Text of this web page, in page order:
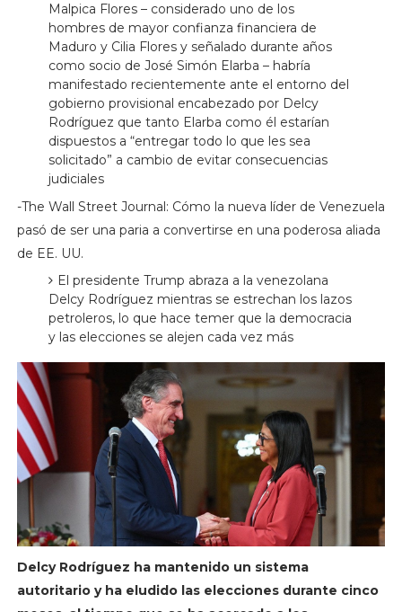
Malpica Flores – considerado uno de los
hombres de mayor confianza financiera de
Maduro y Cilia Flores y señalado durante años
como socio de José Simón Elarba – habría
manifestado recientemente ante el entorno del
gobierno provisional encabezado por Delcy
Rodríguez que tanto Elarba como él estarían
dispuestos a “entregar todo lo que les sea
solicitado” a cambio de evitar consecuencias
judiciales
-The Wall Street Journal: Cómo la nueva líder de Venezuela
pasó de ser una paria a convertirse en una poderosa aliada
de EE. UU.
El presidente Trump abraza a la venezolana
Delcy Rodríguez mientras se estrechan los lazos
petroleros, lo que hace temer que la democracia
y las elecciones se alejen cada vez más
Delcy Rodríguez ha mantenido un sistema
autoritario y ha eludido las elecciones durante cinco